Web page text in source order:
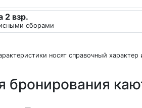
2 взр.
сборами
носят справочный характер
бронирования